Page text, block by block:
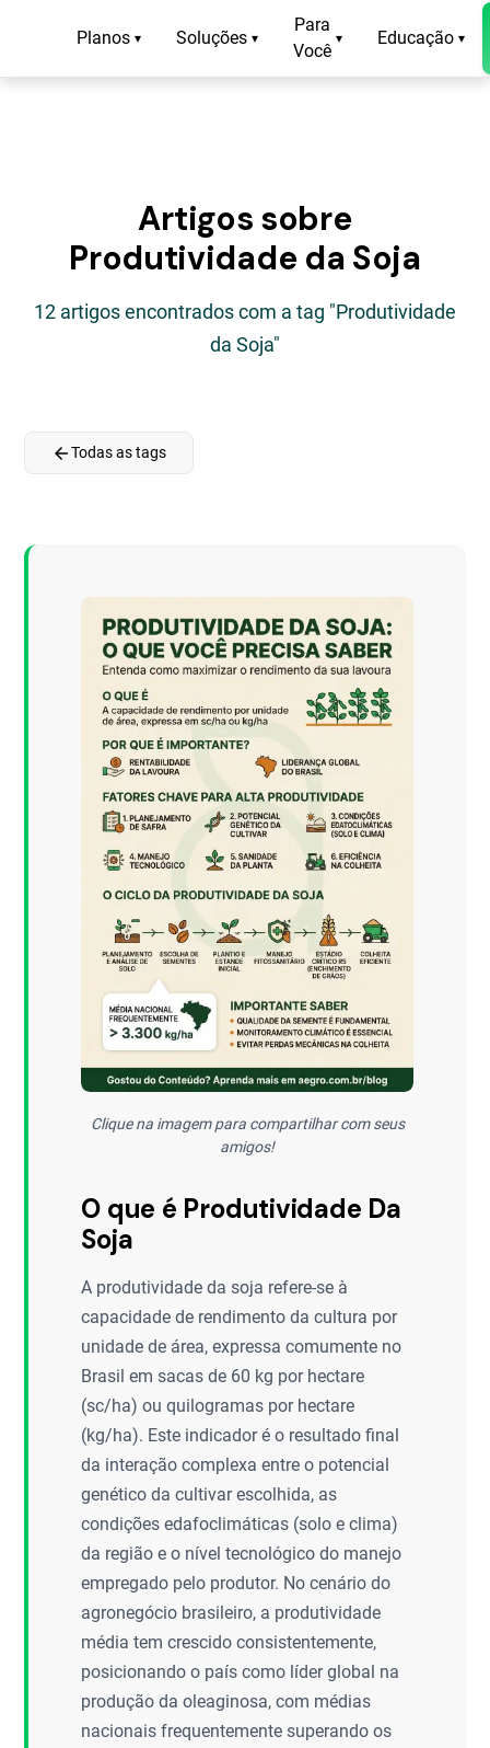
Planos ▾ Soluções ▾
Para
Você
▾ Educação ▾
Artigos sobre
Produtividade da Soja
12 artigos encontrados com a tag "Produtividade
da Soja"
arrow_backTodas as tags
Clique na imagem para compartilhar com seus
amigos!
O que é Produtividade Da
Soja
A produtividade da soja refere-se à
capacidade de rendimento da cultura por
unidade de área, expressa comumente no
Brasil em sacas de 60 kg por hectare
(sc/ha) ou quilogramas por hectare
(kg/ha). Este indicador é o resultado final
da interação complexa entre o potencial
genético da cultivar escolhida, as
condições edafoclimáticas (solo e clima)
da região e o nível tecnológico do manejo
empregado pelo produtor. No cenário do
agronegócio brasileiro, a produtividade
média tem crescido consistentemente,
posicionando o país como líder global na
produção da oleaginosa, com médias
nacionais frequentemente superando os